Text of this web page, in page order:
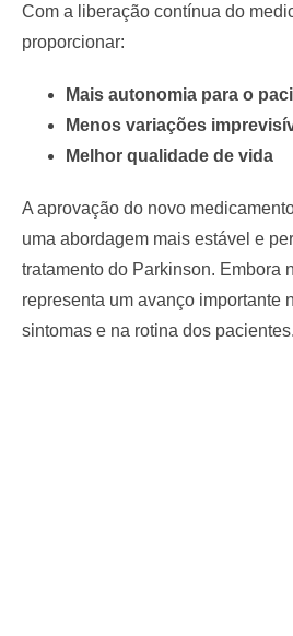
Com a liberação contínua do
proporcionar:
Mais autonomia para o
Menos variações
Melhor qualidade de vida
A aprovação do novo
uma abordagem mais estável e
tratamento do Parkinson. Embora
representa um avanço importante
sintomas e na rotina dos pacientes.